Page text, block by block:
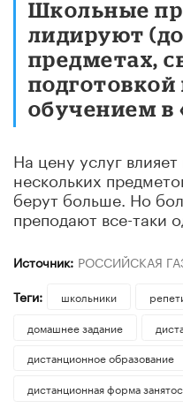
Школьные
лидируют (до
предметах,
обучением в
На цену услуг
нескольких
берут больше. Но
преподают все-таки
Источник: РОССИЙСКАЯ
Теги:
школьники
домашнее задание
дистанционное образование
дистанционная форма